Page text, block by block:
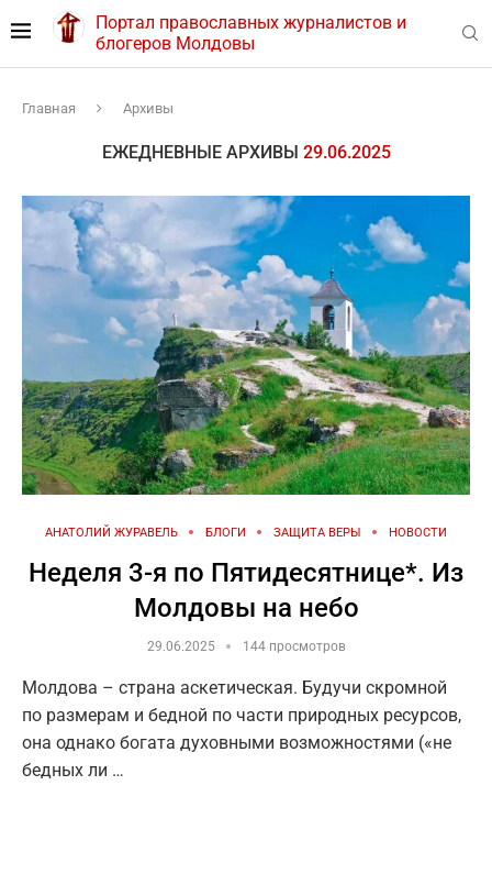
Портал православных журналистов и
блогеров Молдовы
Главная Архивы
ЕЖЕДНЕВНЫЕ АРХИВЫ 29.06.2025
АНАТОЛИЙ ЖУРАВЕЛЬ БЛОГИ ЗАЩИТА ВЕРЫ НОВОСТИ
Неделя 3-я по Пятидесятнице*. Из
Молдовы на небо
29.06.2025 144 просмотров
Молдова – страна аскетическая. Будучи скромной
по размерам и бедной по части природных ресурсов,
она однако богата духовными возможностями («не
бедных ли …